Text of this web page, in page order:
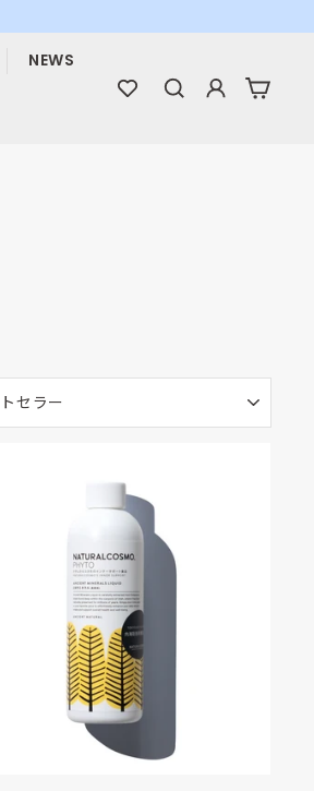
NEWS
検索 ログイン